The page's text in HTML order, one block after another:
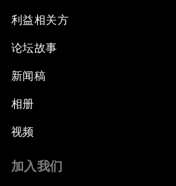
利益相关方
论坛故事
新闻稿
相册
视频
加入我们